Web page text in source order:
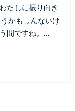
たしに振り向き
かもしんないけ
間ですね。…